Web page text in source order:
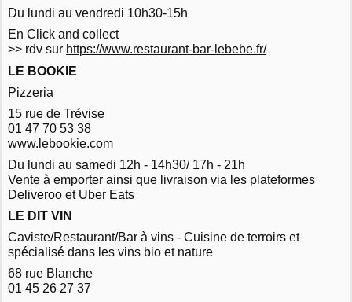
Du lundi au vendredi 10h30-15h
En Click and collect
>> rdv sur https://www.restaurant-bar-lebebe.fr/
LE BOOKIE
Pizzeria
15 rue de Trévise
01 47 70 53 38
www.lebookie.com
Du lundi au samedi 12h - 14h30/ 17h - 21h
Vente à emporter ainsi que livraison via les plateformes
Deliveroo et Uber Eats
LE DIT VIN
Caviste/Restaurant/Bar à vins - Cuisine de terroirs et
spécialisé dans les vins bio et nature
68 rue Blanche
01 45 26 27 37